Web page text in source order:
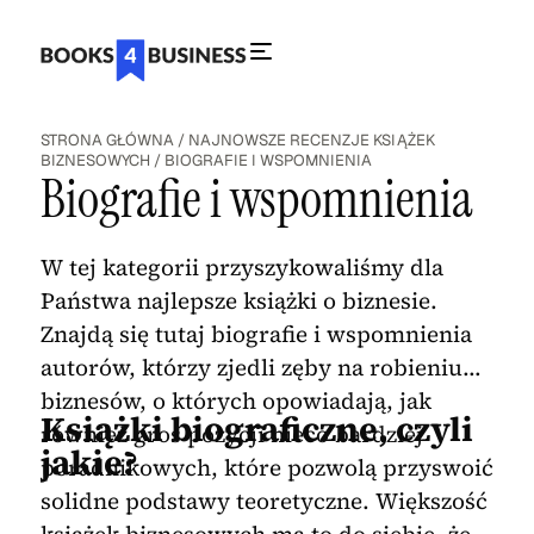
STRONA GŁÓWNA / NAJNOWSZE RECENZJE KSIĄŻEK
BIZNESOWYCH / BIOGRAFIE I WSPOMNIENIA
Biografie i wspomnienia
W tej kategorii przyszykowaliśmy dla
Państwa najlepsze książki o biznesie.
Znajdą się tutaj biografie i wspomnienia
autorów, którzy zjedli zęby na robieniu
biznesów, o których opowiadają, jak
również gros pozycji nieco bardziej
poradnikowych, które pozwolą przyswoić
solidne podstawy teoretyczne. Większość
Książki biograficzne, czyli
jakie?